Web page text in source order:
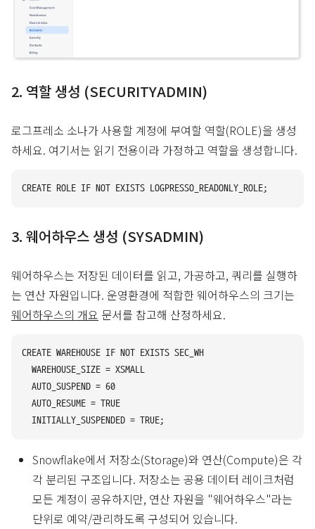
2. 역할 생성 (SECURITYADMIN)
로그프레소 소나가 사용할 계정에 부여할 역할(ROLE)을 생성
하세요. 여기서는 읽기 전용이라 가정하고 역할을 생성합니다.
3. 웨어하우스 생성 (SYSADMIN)
웨어하우스는 저장된 데이터를 읽고, 가공하고, 쿼리를 실행하
는 연산 자원입니다. 운영환경에 적합한 웨어하우스의 크기는
웨어하우스의 개요 문서를 참고해 산정하세요.
CREATE WAREHOUSE IF NOT EXISTS SEC_WH
  WAREHOUSE_SIZE = XSMALL
  AUTO_SUSPEND = 60
  AUTO_RESUME = TRUE
Snowflake에서 저장소(Storage)와 연산(Compute)은 각
각 분리된 구조입니다. 저장소는 공용 데이터 레이크처럼
모든 계정이 공유하지만, 연산 자원을 "웨어하우스"라는
단위로 예약/관리하도록 구성되어 있습니다.